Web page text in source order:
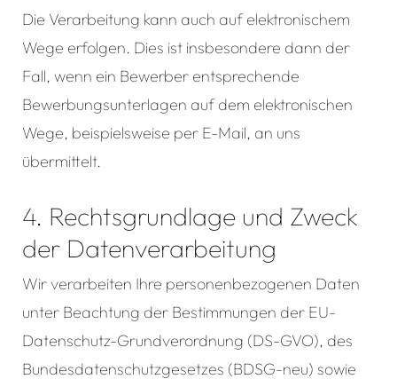
Die Verarbeitung kann auch auf elektronischem
Wege erfolgen. Dies ist insbesondere dann der
Fall, wenn ein Bewerber entsprechende
Bewerbungsunterlagen auf dem elektronischen
Wege, beispielsweise per E-Mail, an uns
übermittelt.
4. Rechtsgrundlage und Zweck
der Datenverarbeitung
Wir verarbeiten Ihre personenbezogenen Daten
unter Beachtung der Bestimmungen der EU-
Datenschutz-Grundverordnung (DS-GVO), des
Bundesdatenschutzgesetzes (BDSG-neu) sowie